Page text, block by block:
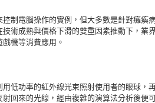
制電腦操作的實例，但大多數是針對癱瘓
術成熟與價格下滑的雙重因素推動下，業
機等消費應用。
低功率的紅外線光束照射使用者的眼球，
回來的光線，經由複雜的演算法分析後便